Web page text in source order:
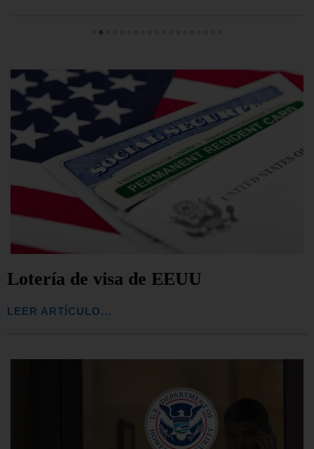
Lotería de visa de EEUU
LEER ARTÍCULO...